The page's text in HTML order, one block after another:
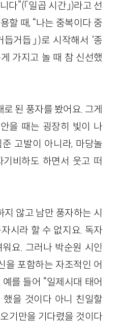
다”(「일곱 시간」)라고 선
할 때, “나는 중복이다 중
듭거듭」)로 시작해서 ‘종
가지고 놀 때 참 신선했
로 된 풍자를 봤어요. 그게
을 때는 굉장히 빛이 나
고발이 아니라, 마당놀
비하도 하면서 웃고 떠
지 않고 남만 풍자하는 시
시라 할 수 없지요. 독자
요. 그러나 박순원 시인
을 포함하는 자조적인 어
를 들어 “일제시대 태어
을 것이다 아니 친일할
기만을 기다렸을 것이다